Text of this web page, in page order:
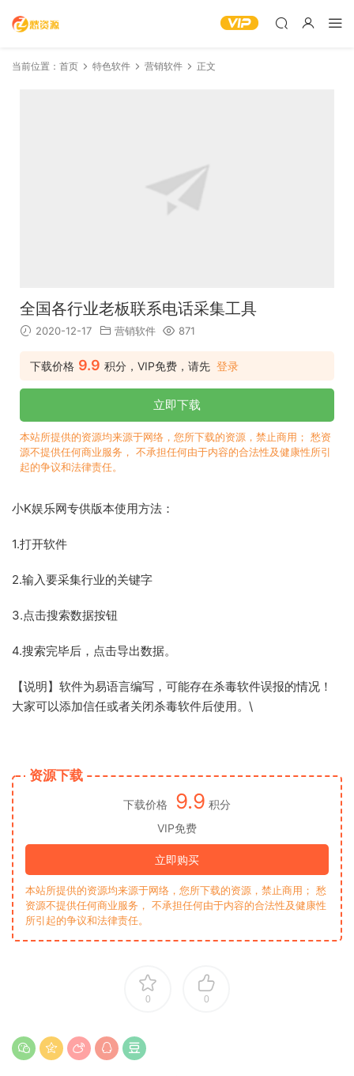
当前位置： 首页 特色软件 营销软件 正文
全国各行业老板联系电话采集工具
2020-12-17 营销软件 871
下载价格 9.9 积分，VIP免费，请先 登录
立即下载
本站所提供的资源均来源于网络，您所下载的资源，禁止商用； 愁资
源不提供任何商业服务， 不承担任何由于内容的合法性及健康性所引
起的争议和法律责任。
小K娱乐网专供版本使用方法：
1.打开软件
2.输入要采集行业的关键字
3.点击搜索数据按钮
4.搜索完毕后，点击导出数据。
【说明】软件为易语言编写，可能存在杀毒软件误报的情况！
大家可以添加信任或者关闭杀毒软件后使用。\
资源下载
下载价格 9.9 积分
VIP免费
立即购买
本站所提供的资源均来源于网络，您所下载的资源，禁止商用； 愁
资源不提供任何商业服务， 不承担任何由于内容的合法性及健康性
所引起的争议和法律责任。
0 0